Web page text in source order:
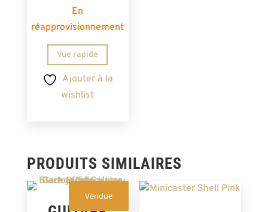
En
réapprovisionnement
Vue rapide
Ajouter à la
wishlist
PRODUITS SIMILAIRES
Vendue